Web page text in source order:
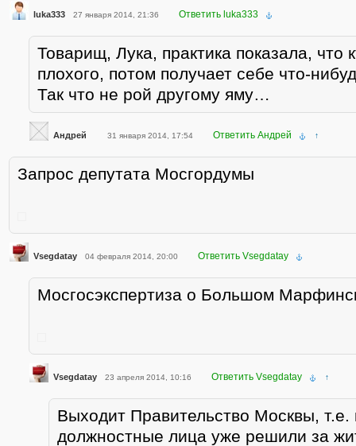
luka333 27 января 2014, 21:36 Ответить luka333
Товарищ, Лука, практика показала, что
плохого, потом получает себе что-
Так что не рой другому яму…
Андрей 31 января 2014, 17:54 Ответить Андрей ↑
Запрос депутата Мосгордумы
Vsegdatay 04 февраля 2014, 20:00 Ответить Vsegdatay
Мосгосэкспертиза о Большом
Vsegdatay 23 апреля 2014, 10:16 Ответить Vsegdatay ↑
Выходит Правительство Москвы, т.е.
должностные лица уже решили за